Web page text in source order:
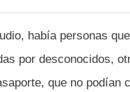
había personas
por desconocidos,
que no podían